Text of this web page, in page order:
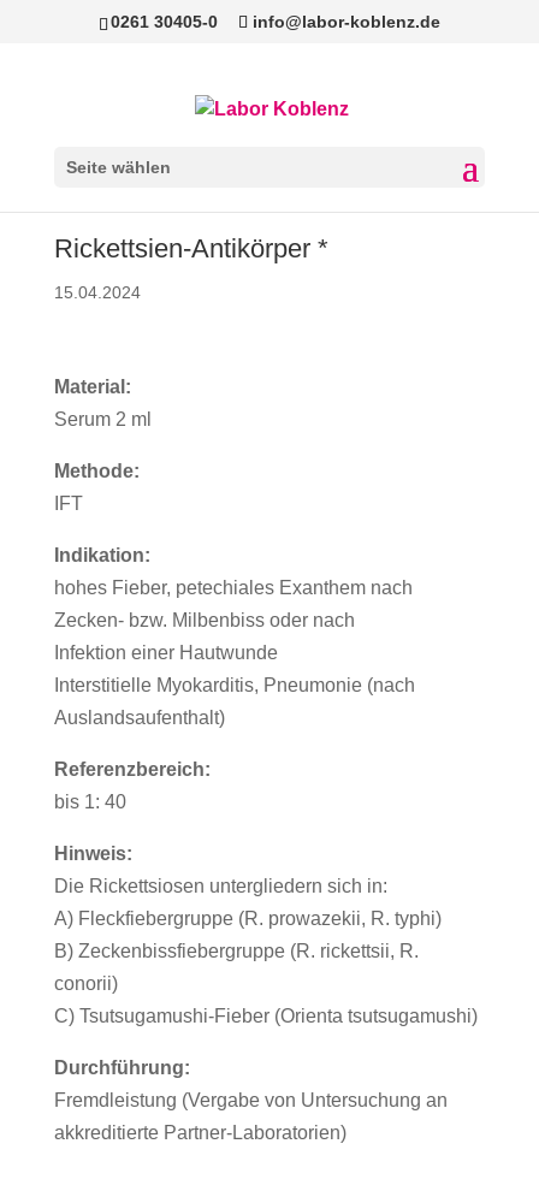
0261 30405-0 info@labor-koblenz.de
Seite wählen
Rickettsien-Antikörper *
15.04.2024
Material:
Serum 2 ml
Methode:
IFT
Indikation:
hohes Fieber, petechiales Exanthem nach
Zecken- bzw. Milbenbiss oder nach
Infektion einer Hautwunde
Interstitielle Myokarditis, Pneumonie (nach
Auslandsaufenthalt)
Referenzbereich:
bis 1: 40
Hinweis:
Die Rickettsiosen untergliedern sich in:
A) Fleckfiebergruppe (R. prowazekii, R. typhi)
B) Zeckenbissfiebergruppe (R. rickettsii, R.
conorii)
C) Tsutsugamushi-Fieber (Orienta tsutsugamushi)
Durchführung:
Fremdleistung (Vergabe von Untersuchung an
akkreditierte Partner-Laboratorien)